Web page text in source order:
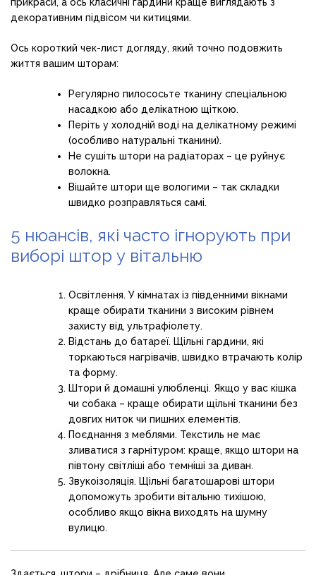
декоративним підвісом чи китицями.
Ось короткий чек-лист догляду, який точно подовжить
життя вашим шторам:
Регулярно пилососьте тканину спеціальною
насадкою або делікатною щіткою.
Періть у холодній воді на делікатному режимі
(особливо натуральні тканини).
Не сушіть штори на радіаторах – це руйнує
волокна.
Вішайте штори ще вологими – так складки
швидко розправляться самі.
5 нюансів, які часто ігнорують при
виборі штор у вітальню
Освітлення. У кімнатах із південними вікнами
краще обирати тканини з високим рівнем
захисту від ультрафіолету.
Відстань до батареї. Щільні гардини, які
торкаються нагрівачів, швидко втрачають колір
та форму.
Штори й домашні улюбленці. Якщо у вас кішка
чи собака – краще обирати щільні тканини без
довгих ниток чи пишних елементів.
Поєднання з меблями. Текстиль не має
зливатися з гарнітуром: краще, якщо штори на
півтону світліші або темніші за диван.
Звукоізоляція. Щільні багатошарові штори
допоможуть зробити вітальню тихішою,
особливо якщо вікна виходять на шумну
вулицю.